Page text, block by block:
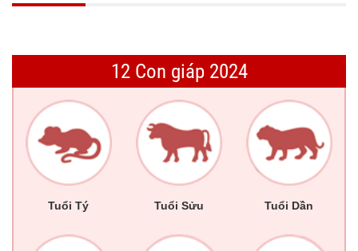
12 Con giáp 2024
Tuổi Tý Tuổi Sửu Tuổi Dần